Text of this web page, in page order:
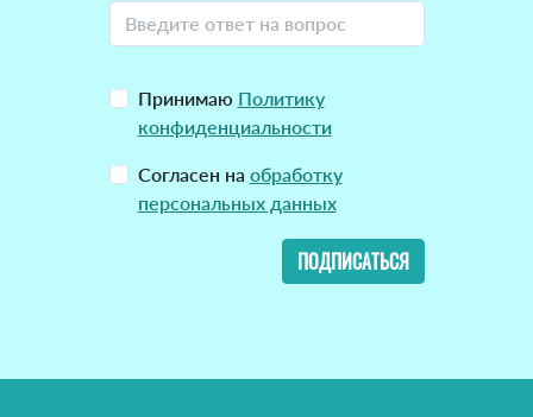
Принимаю Политику
конфиденциальности
Согласен на обработку
персональных данных
ПОДПИСАТЬСЯ